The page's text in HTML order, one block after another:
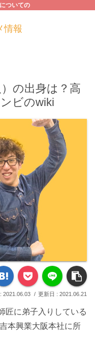
ついての
情報
の出身は？高
ビのwiki
2021.06.03 2021.06.21
匠に弟子入りしている
本興業大阪本社に所